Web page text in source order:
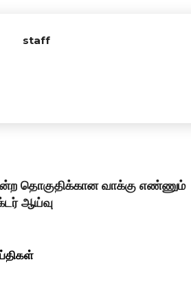
staff
தொகுதிக்கான வாக்கு எண்ணும்
ஆய்வு